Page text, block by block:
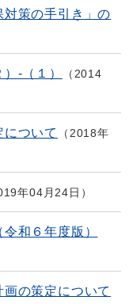
対策の手引き」の
-（１）
2014
ついて
2018年
年04月24日
和６年度版）
の策定について